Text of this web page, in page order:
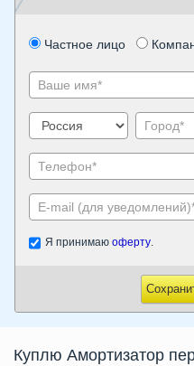
Частное лицо
Я принимаю оферту.
Куплю Амортизатор